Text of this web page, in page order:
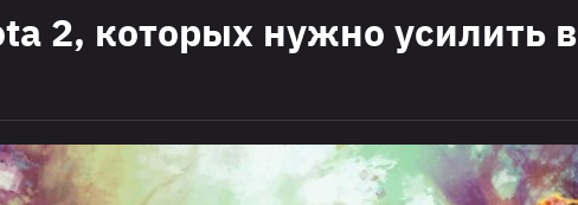
2, которых нужно усилить в